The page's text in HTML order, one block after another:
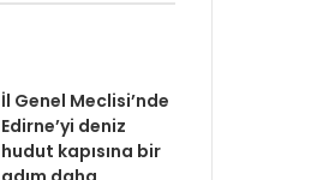
İl Genel Meclisi’nde
Edirne’yi deniz
hudut kapısına bir